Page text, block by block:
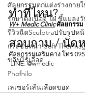
ศัลยกรรมตกแต่งร่างกา
รักษาติ่งเนื้อจี้ ไฝ ขี้แมลง
รีวิวฉีดSculptraปรับรูปห
กระชับหน้า Soft
ขลิบไร้เลือด
Phofhilo
เลเซอร์เส้นเลือดขอด
ทำที่ไหน?
W+ Medic Clinic ศัลยกรรม
สอบถาม / นัด
ศัลยกรรมเสริมคาง โทร
LINE: @wmedic